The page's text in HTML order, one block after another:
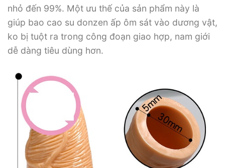
nhỏ đến 99%. Một ưu thế của sản phẩm này là
giúp bao cao su donzen ấp ôm sát vào dương vật,
ko bị tuột ra trong công đoạn giao hợp, nam giới
dễ dàng tiêu dùng hơn.